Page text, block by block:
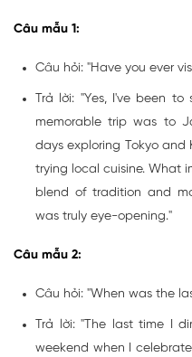
Câu mẫu 1:
Câu hỏi: "Have you ever
Trả lời: "Yes, I've been
memorable trip was to
days exploring Tokyo and
trying local cuisine. What
blend of tradition and
was truly eye-opening."
Câu mẫu 2:
Câu hỏi: "When was the
Trả lời: "The last time I
weekend when I